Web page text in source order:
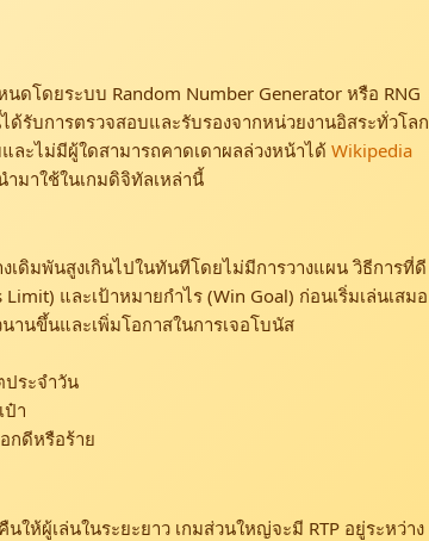
โดยระบบ Random Number Generator หรือ RNG
รับการตรวจสอบและรับรองจากหน่วยงานอิสระทั่วโลก
ละไม่มีผู้ใดสามารถคาดเดาผลล่วงหน้าได้Wikipedia
มาใช้ในเกมดิจิทัลเหล่านี้
ดิมพันสูงเกินไปในทันทีโดยไม่มีการวางแผน วิธีการที่ดี
และเป้าหมายกำไร (Win Goal) ก่อนเริ่มเล่นเสมอ
านขึ้นและเพิ่มโอกาสในการเจอโบนัส
ประจำวัน
ป๋า
กดีหรือร้าย
ให้ผู้เล่นในระยะยาว เกมส่วนใหญ่จะมี RTP อยู่ระหว่าง